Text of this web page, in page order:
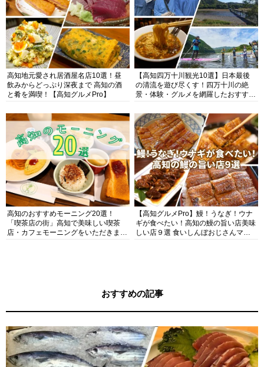
高知地元愛され居酒屋名店10選！昼
飲みからどっぷり深夜まで 高知の酒
と肴を満喫！【高知グルメPro】
【高知四万十川観光10選】日本最後
の清流を遊び尽くす！四万十川の絶
景・体験・グルメを網羅したおすすめ
高知のおすすめモーニング20選！
「喫茶店の街」高知で美味しい喫茶
店・カフェモーニングをいただきま
【高知グルメPro】鰻！うなぎ！ウナ
ギが食べたい！高知の鰻の旨い店美味
しい店９選 食いしんぼおじさんマッ
おすすめの記事